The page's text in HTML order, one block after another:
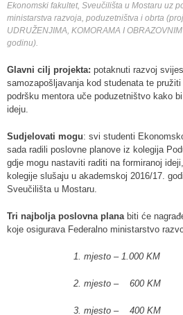
Ekonomski fakultet, Sveučilišta u Mostaru uz
ministarstva razvoja, poduzetništva i obrta
UDRUŽENJIMA, KOMORAMA I
godinu).
Glavni cilj projekta: potaknuti razvoj
samozapošljavanja kod studenata te
podršku mentora uče poduzetništvo kako
ideju.
Sudjelovati mogu: svi studenti
sada radili poslovne planove iz kolegija
gdje mogu nastaviti raditi na formiranoj
kolegije slušaju u akademskoj 2016/17.
Sveučilišta u Mostaru.
Tri najbolja poslovna planabiti će
koje osigurava Federalno ministarstvo
1. mjesto – 1.000 KM
2. mjesto – 600 KM
3. mjesto – 400 KM